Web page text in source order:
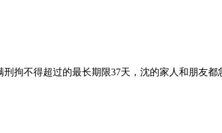
拘不得超过的最长期限37天，沈的家人和朋友